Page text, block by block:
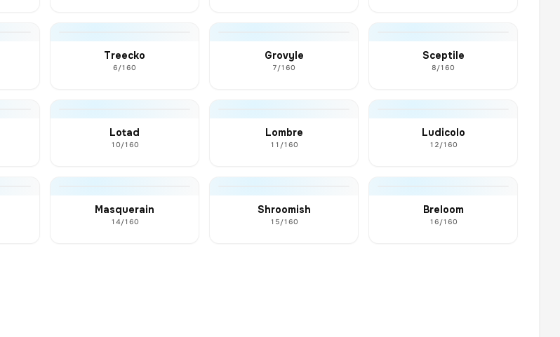
Treecko
6/160
Grovyle
7/160
Sceptile
8/160
Lotad
10/160
Lombre
11/160
Ludicolo
12/160
Masquerain
14/160
Shroomish
15/160
Breloom
16/160